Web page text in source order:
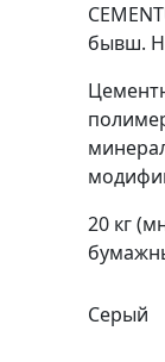
бывш.
20 кг
Серый